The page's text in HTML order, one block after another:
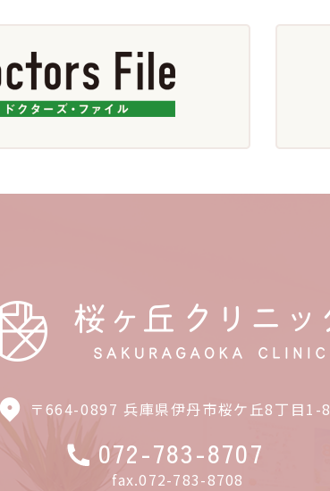
〒664-0897 兵庫県伊丹市桜ケ丘8丁目1-8
072-783-8707
fax.072-783-8708